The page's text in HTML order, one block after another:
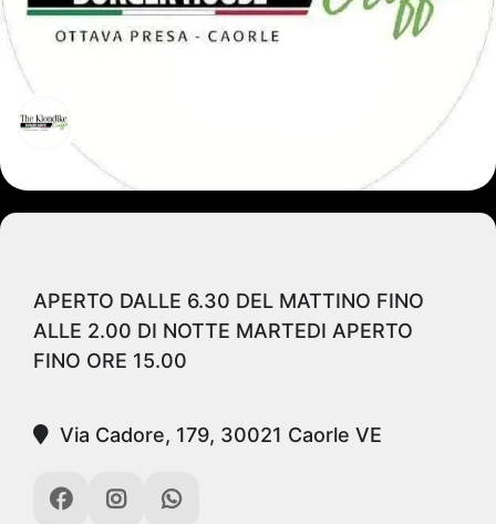
APERTO DALLE 6.30 DEL MATTINO FINO
ALLE 2.00 DI NOTTE MARTEDI APERTO
FINO ORE 15.00
Via Cadore, 179, 30021 Caorle VE